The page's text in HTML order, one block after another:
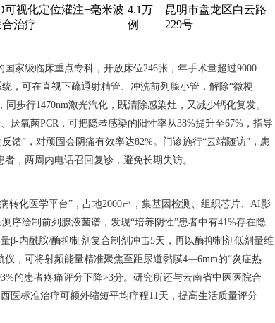
可视化定位灌注+毫米波
治疗
4.1万
例
昆明市盘龙区白云路
229号
家级临床重点专科，开放床位246张，年手术量超过9000
，可在直视下疏通射精管、冲洗前列腺小管，解除“微梗
步行1470nm激光汽化，既清除感染灶，又减少钙化复发。
厌氧菌PCR，可把隐匿感染的阳性率从38%提升至67%，指导
馈”，对顽固会阴痛有效率达82%。门诊施行“云端随访”，患
，两周内电话召回复诊，避免长期失访。
转化医学平台”，占地2000㎡，集基因检测、组织芯片、AI影
序绘制前列腺液菌谱，发现“培养阴性”患者中有41%存在隐
β-内酰胺/酶抑制剂复合制剂冲击5天，再以酶抑制剂低剂量维
，可将射频能量精准聚焦至距尿道黏膜4—6mm的“炎症热
的患者疼痛评分下降>3分。研究所还与云南省中医医院合
医标准治疗可额外缩短平均疗程11天，提高生活质量评分